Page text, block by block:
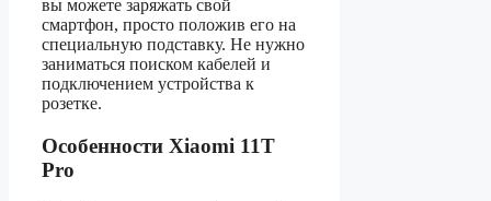
вы можете заряжать свой
смартфон, просто положив его на
специальную подставку. Не нужно
заниматься поиском кабелей и
подключением устройства к
розетке.
Особенности Xiaomi 11T
Pro